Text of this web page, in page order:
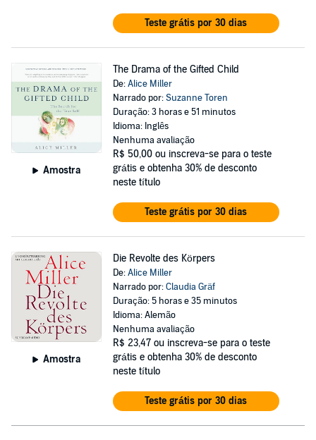
Teste grátis por 30 dias
Amostra
The Drama of the Gifted Child
De:Alice Miller
Narrado por:Suzanne Toren
Duração: 3 horas e 51 minutos
Idioma: Inglês
Nenhuma avaliação
R$ 50,00 ou inscreva-se para o teste
grátis e obtenha 30% de desconto
neste título
Teste grátis por 30 dias
Amostra
Die Revolte des Körpers
De:Alice Miller
Narrado por:Claudia Gräf
Duração: 5 horas e 35 minutos
Idioma: Alemão
Nenhuma avaliação
R$ 23,47 ou inscreva-se para o teste
grátis e obtenha 30% de desconto
neste título
Teste grátis por 30 dias